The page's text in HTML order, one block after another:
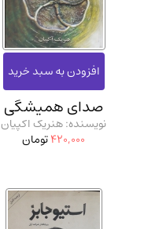
صدای همیشگی
نویسنده: هنریک اکپیان
420,000تومان